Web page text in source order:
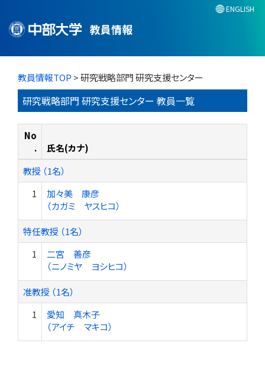
教員情報
ENGLISH
教員情報TOP > 研究戦略部門 研究支援センター
研究戦略部門 研究支援センター 教員一覧
No
.
氏名(カナ)
教授 （1名）
1
加々美 康彦
（カガミ ヤスヒコ）
特任教授 （1名）
1
二宮 善彦
（ニノミヤ ヨシヒコ）
准教授 （1名）
1
愛知 真木子
（アイチ マキコ）